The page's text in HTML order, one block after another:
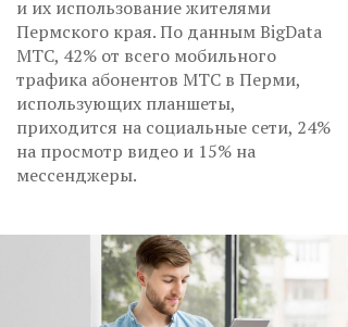
и их использование жителями
Пермского края. По данным BigData
МТС, 42% от всего мобильного
трафика абонентов МТС в Перми,
использующих планшеты,
приходится на социальные сети, 24%
на просмотр видео и 15% на
мессенджеры.